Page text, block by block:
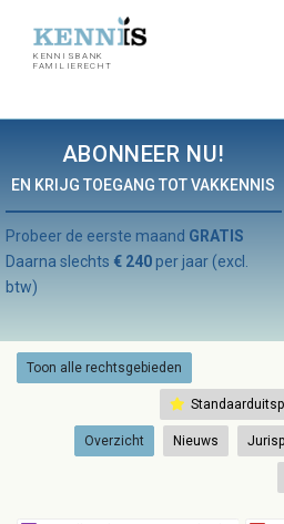
KENNISBANK
FAMILIERECHT
ABONNEER NU!
EN KRIJG TOEGANG TOT VAKKENNIS
Probeer de eerste maand GRATIS
Daarna slechts € 240 per jaar (excl.
btw)
Toon alle rechtsgebieden
Overzicht Nieuws